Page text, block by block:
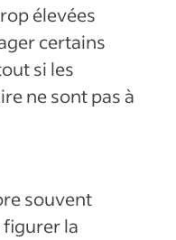
élevées
certains
si les
ne sont pas à
souvent
figurer la